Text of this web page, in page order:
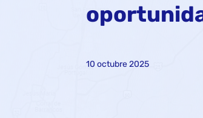
10 octubre 2025